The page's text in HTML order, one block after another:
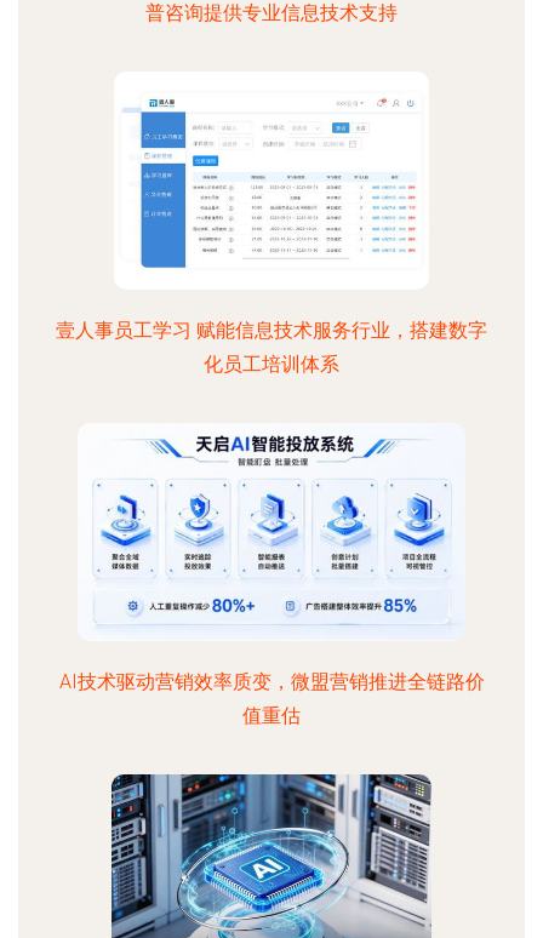
普咨询提供专业信息技术支持
壹人事员工学习 赋能信息技术服务行业，搭建数字
化员工培训体系
AI技术驱动营销效率质变，微盟营销推进全链路价
值重估